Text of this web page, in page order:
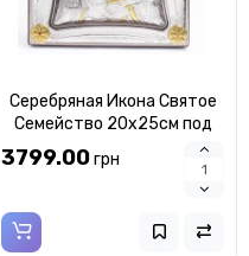
Серебряная Икона Святое
Семейство 20x25см под
стеклом в серебряной
рамке
3799.00грн